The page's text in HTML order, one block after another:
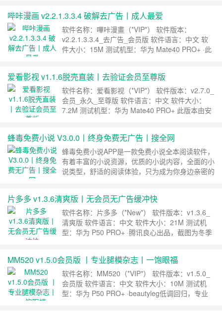
下载地址 ……继续阅读 »
哔咔漫画 v2.2.1.3.3.4 破解去广告丨成人最爱
软件名称：嗶咔漫畫（*VIP*） 软件版本：
v2.2.1.3.3.4_去广告_会员版 软件语言：中文 软
件大小：15M 测试机型：华为 Mate40 PRO+ ·此
各位机友下载。 ·此版本兼容华为、兼容安卓11。
·此款漫画 = 小黄书类型。 &nbs……继续阅读 »
爱看影视 v1.1.6脱壳直装丨去验证会员至尊版
软件名称：爱看影视（*VIP*） 软件版本：v2.7.0_
会员_永久_至尊版 软件语言：中文 软件大小：
7.2M 测试机型：华为 Mate40 PRO+ 此版本由安
·解锁视频播放专区（老湿鸡） ·解锁高级短信轰炸
机（很强大） ·去除全部引流广告 ·去除支付
宝……继续阅读 »
蜂毒免费小说 V3.0.0丨终身免费无广告丨搜全网
蜂毒免费小说APP是一款免费小说全本阅读软件，
有着丰富的小说资源，优质的小说内容，全面的小
说类型，舒适的阅读体验，只为成为你身边亲密的
说均为转码阅读，无需充值； 【精准推荐】精准
推荐热门小说。乡村爽文、种田文、高干文、军婚
小说、玄幻小说、二次元、轻小说、言情小说、动
漫……继续阅读 »
片多多 v1.3.6清爽版丨无会员无广告缓冲快
软件名称：片多多（*New*） 软件版本：v1.3.6_
清爽版 软件语言：中文 软件大小：21M 测试机
型：华为 P50 PRO+ ·腾讯良心出品，截图为冬季
MM520 v1.5.0会员版 丨专业腿模杂志丨一饱眼福
软件名称：MM520（*VIP*） 软件版本：v1.5.0_
会员版 软件语言：中文 软件大小：10M 测试机
型：华为 P50 PRO+ ·beautyleg低调回归，专业